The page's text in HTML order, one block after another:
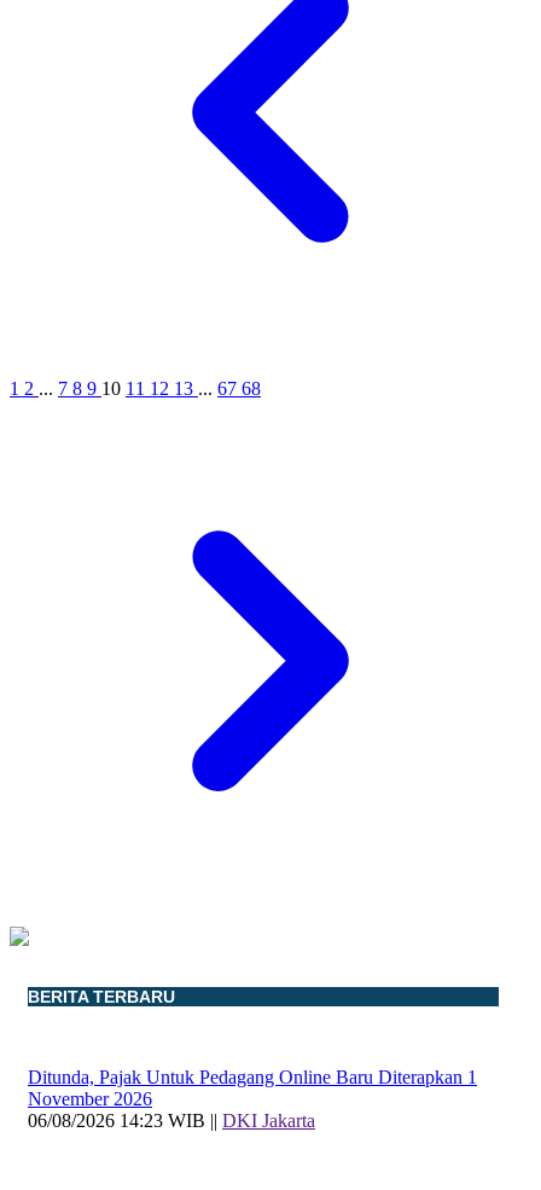
1 2 ... 7 8 9 10 11 12 13 ... 67 68
BERITA TERBARU
Ditunda, Pajak Untuk Pedagang Online Baru Diterapkan 1
November 2026
06/08/2026 14:23 WIB || DKI Jakarta